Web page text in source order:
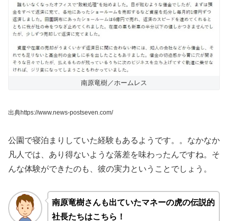
南原竜樹／ホームレス
出典https://www.news-postseven.com/
公園で寝泊まりしていた経験もあるようです。。なかなか
凡人では、あり得ないような落差を味わったんですね。そ
んな体験ができたのも、彼の実力ということでしょう。
南原竜樹さんも出ていたマネーの虎の伝説的
社長たちはこちら！